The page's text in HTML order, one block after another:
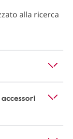
alla ricerca